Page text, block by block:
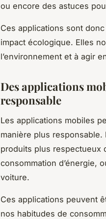
ou encore des astuces
Ces applications sont
impact écologique. Elles
l’environnement et à agir
Des applications
responsable
Les applications mobiles
manière plus
produits plus respectueux
consommation d’énergie,
voiture.
Ces applications peuvent
nos habitudes de